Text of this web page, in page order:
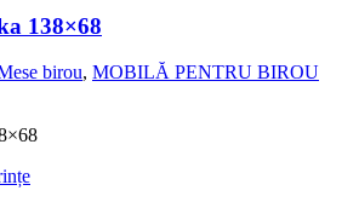
138×68
birou, MOBILĂ PENTRU BIROU